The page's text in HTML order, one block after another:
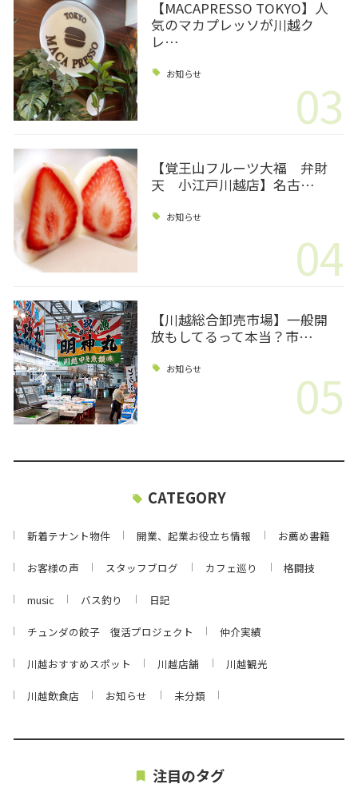
【MACAPRESSO TOKYO】人
気のマカプレッソが川越ク
レ…
お知らせ 03
【覚王山フルーツ大福 弁財
天 小江戸川越店】名古…
お知らせ
04
【川越総合卸売市場】一般開
放もしてるって本当？市…
お知らせ 05
CATEGORY
新着テナント物件 開業、起業お役立ち情報 お薦め書籍
お客様の声 スタッフブログ カフェ巡り 格闘技
music バス釣り 日記
チュンダの餃子 復活プロジェクト 仲介実績
川越おすすめスポット 川越店舗 川越観光
川越飲食店 お知らせ 未分類
注目のタグ